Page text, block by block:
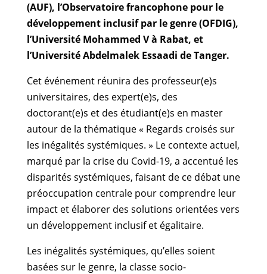
(AUF), l’Observatoire francophone pour le
développement inclusif par le genre (OFDIG),
l’Université Mohammed V à Rabat, et
l’Université Abdelmalek Essaadi de Tanger.
Cet événement réunira des professeur(e)s
universitaires, des expert(e)s, des
doctorant(e)s et des étudiant(e)s en master
autour de la thématique « Regards croisés sur
les inégalités systémiques. » Le contexte actuel,
marqué par la crise du Covid-19, a accentué les
disparités systémiques, faisant de ce débat une
préoccupation centrale pour comprendre leur
impact et élaborer des solutions orientées vers
un développement inclusif et égalitaire.
Les inégalités systémiques, qu’elles soient
basées sur le genre, la classe socio-